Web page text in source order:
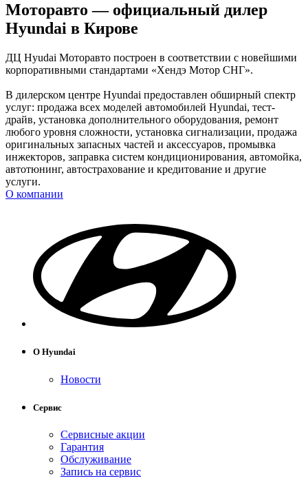
Моторавто — официальный дилер
Hyundai в Кирове
ДЦ Hyudai Моторавто построен в соответствии с новейшими
корпоративными стандартами «Хендэ Мотор СНГ».
В дилерском центре Hyundai предоставлен обширный спектр
услуг: продажа всех моделей автомобилей Hyundai, тест-
драйв, установка дополнительного оборудования, ремонт
любого уровня сложности, установка сигнализации, продажа
оригинальных запасных частей и аксессуаров, промывка
инжекторов, заправка систем кондиционирования, автомойка,
автотюнинг, автострахование и кредитование и другие
услуги.
О компании
О Hyundai
Новости
Сервис
Сервисные акции
Гарантия
Обслуживание
Запись на сервис